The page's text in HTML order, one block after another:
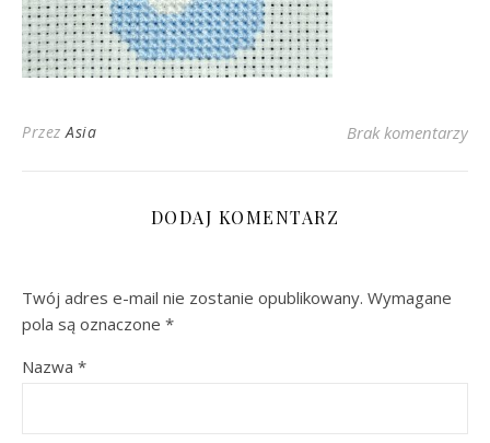
PrzezAsia Brak komentarzy
DODAJ KOMENTARZ
Twój adres e-mail nie zostanie opublikowany. Wymagane
pola są oznaczone *
Nazwa *